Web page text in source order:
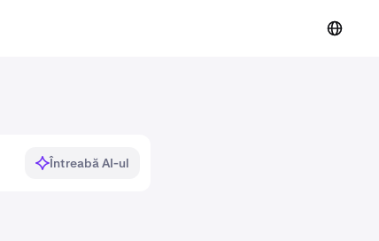
Întreabă AI-ul